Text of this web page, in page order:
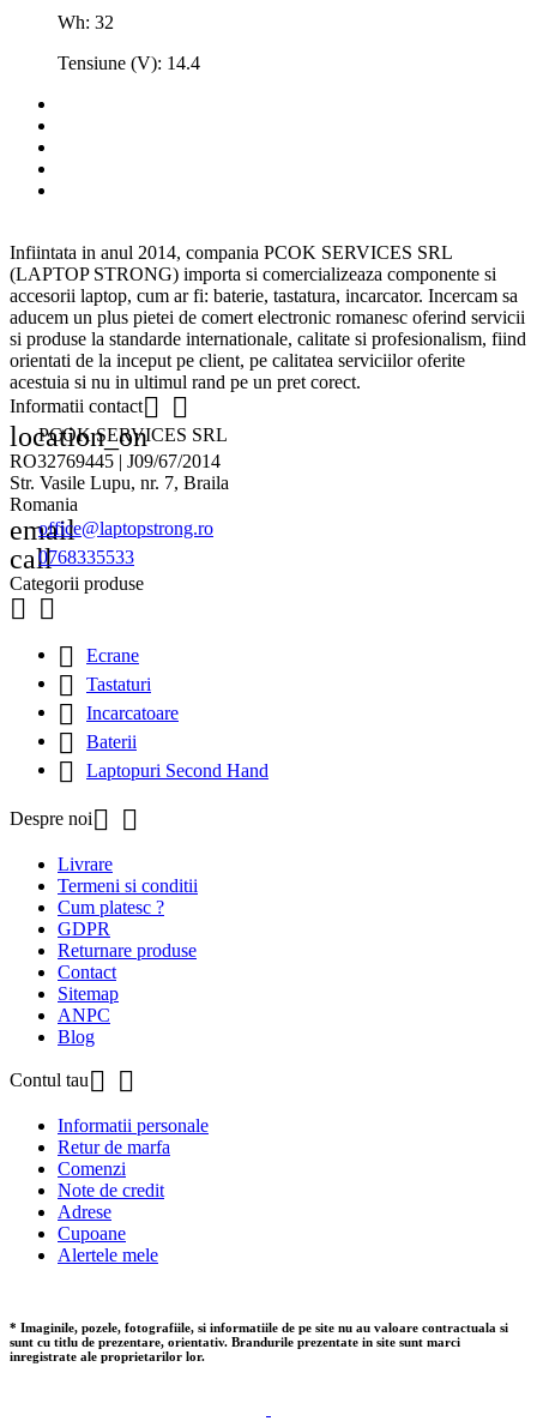
Wh: 32
Tensiune (V): 14.4
Infiintata in anul 2014, compania PCOK SERVICES SRL
(LAPTOP STRONG) importa si comercializeaza componente si
accesorii laptop, cum ar fi: baterie, tastatura, incarcator. Incercam sa
aducem un plus pietei de comert electronic romanesc oferind servicii
si produse la standarde internationale, calitate si profesionalism, fiind
orientati de la inceput pe client, pe calitatea serviciilor oferite
acestuia si nu in ultimul rand pe un pret corect.
Informatii contact 
location_on
PCOK SERVICES SRL
RO32769445 | J09/67/2014
Str. Vasile Lupu, nr. 7, Braila
Romania
email
office@laptopstrong.ro
call0768335533
Categorii produse
 

Ecrane
 Tastaturi
 Incarcatoare
 Baterii
 Laptopuri Second Hand
Despre noi 
Livrare
Termeni si conditii
Cum platesc ?
GDPR
Returnare produse
Contact
Sitemap
ANPC
Blog
Contul tau 
Informatii personale
Retur de marfa
Comenzi
Note de credit
Adrese
Cupoane
Alertele mele
* Imaginile, pozele, fotografiile, si informatiile de pe site nu au valoare contractuala si
sunt cu titlu de prezentare, orientativ. Brandurile prezentate in site sunt marci
inregistrate ale proprietarilor lor.